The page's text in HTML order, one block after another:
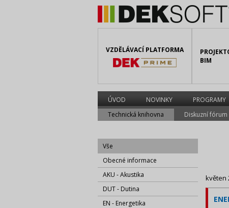
VZDĚLÁVACÍ PLATFORMA
BIM
ÚVOD NOVINKY PROGRAMY
Technická knihovna
Diskuzní fórum
Vše
Obecné informace
AKU - Akustika
DUT - Dutina
EN - Energetika
květen